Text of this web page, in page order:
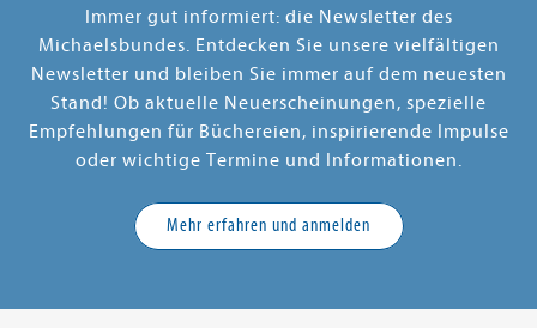
Immer gut informiert: die Newsletter des
Michaelsbundes. Entdecken Sie unsere vielfältigen
Newsletter und bleiben Sie immer auf dem neuesten
Stand! Ob aktuelle Neuerscheinungen, spezielle
Empfehlungen für Büchereien, inspirierende Impulse
oder wichtige Termine und Informationen.
Mehr erfahren und anmelden